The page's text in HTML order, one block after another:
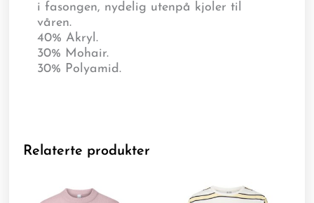
i fasongen, nydelig utenpå kjoler til
våren.
40% Akryl.
30% Mohair.
30% Polyamid.
Relaterte produkter